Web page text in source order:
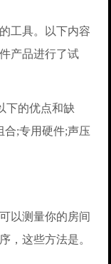
工具。以下内容
产品进行了试
的优点和缺
合;专用硬件;声压
以测量你的房间
，这些方法是。